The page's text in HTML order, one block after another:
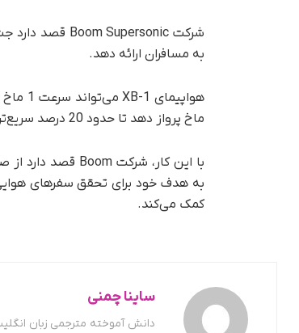
به مسافران ارائه دهد.
ماخ پرواز دهد تا حدود 20 درصد سریع‌تر از هواپیماهای معمولی باشد.
کمک می‌کند.
ساینا چمنی
دانش آموخته مترجمی زبان